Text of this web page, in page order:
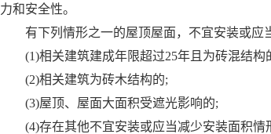
力和安全性。
有下列情形之一的屋顶屋面，不宜安装或应
(1)相关建筑建成年限超过25年且为砖混结构
(2)相关建筑为砖木结构的;
(3)屋顶、屋面大面积受遮光影响的;
(4)存在其他不宜安装或应当减少安装面积情